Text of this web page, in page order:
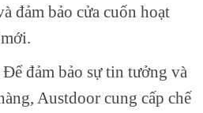
đảm bảo cửa cuốn hoạt
đảm bảo sự tin tưởng và
Austdoor cung cấp chế